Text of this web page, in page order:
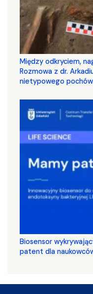
Między odkryciem,
Rozmowa z dr.
nietypowego
Biosensor
patent dla